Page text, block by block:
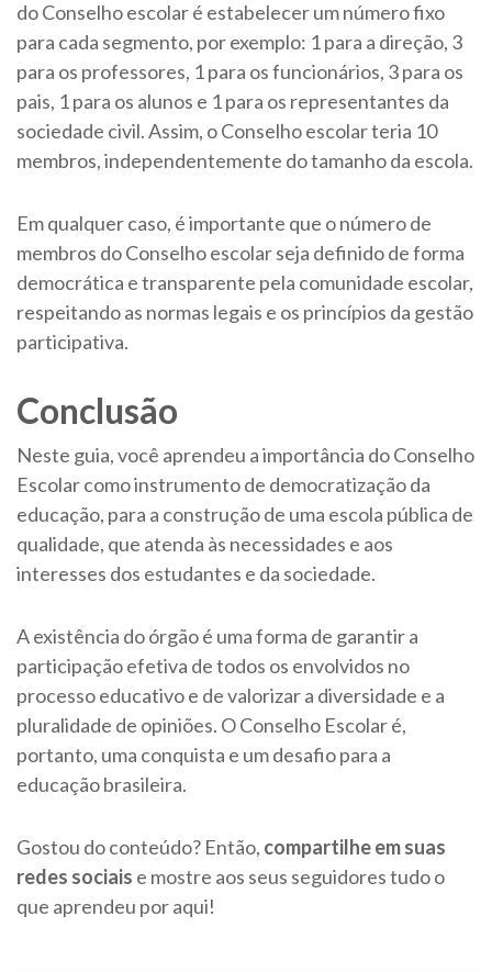
do Conselho escolar é estabelecer um número fixo
para cada segmento, por exemplo: 1 para a direção, 3
para os professores, 1 para os funcionários, 3 para os
pais, 1 para os alunos e 1 para os representantes da
sociedade civil. Assim, o Conselho escolar teria 10
membros, independentemente do tamanho da escola.
Em qualquer caso, é importante que o número de
membros do Conselho escolar seja definido de forma
democrática e transparente pela comunidade escolar,
respeitando as normas legais e os princípios da gestão
participativa.
Conclusão
Neste guia, você aprendeu a importância do Conselho
Escolar como instrumento de democratização da
educação, para a construção de uma escola pública de
qualidade, que atenda às necessidades e aos
interesses dos estudantes e da sociedade.
A existência do órgão é uma forma de garantir a
participação efetiva de todos os envolvidos no
processo educativo e de valorizar a diversidade e a
pluralidade de opiniões. O Conselho Escolar é,
portanto, uma conquista e um desafio para a
educação brasileira.
Gostou do conteúdo? Então, compartilhe em suas
redes sociais e mostre aos seus seguidores tudo o
que aprendeu por aqui!